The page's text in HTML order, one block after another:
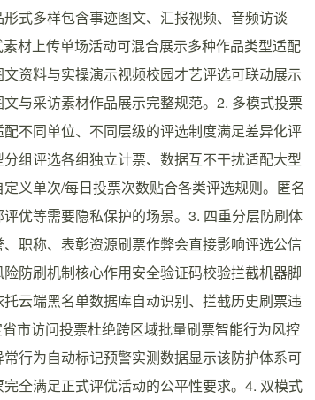
式多样包含事迹图文、汇报视频、音频访谈
材上传单场活动可混合展示多种作品类型适配
资料与实操演示视频校园才艺评选可联动展示
与采访素材作品展示完整规范。2. 多模式投票
不同单位、不同层级的评选制度满足差异化评
组评选各组独立计票、数据互不干扰适配大型
义单次/每日投票次数贴合各类评选规则。匿名
优等需要隐私保护的场景。3. 四重分层防刷体
职称、表彰资源刷票作弊会直接影响评选公信
防刷机制核心作用安全验证码校验拦截机器脚
云端黑名单数据库自动识别、拦截历史刷票违
市访问投票杜绝跨区域批量刷票智能行为风控
行为自动标记预警实测数据显示该防护体系可
全满足正式评优活动的公平性要求。4. 双模式